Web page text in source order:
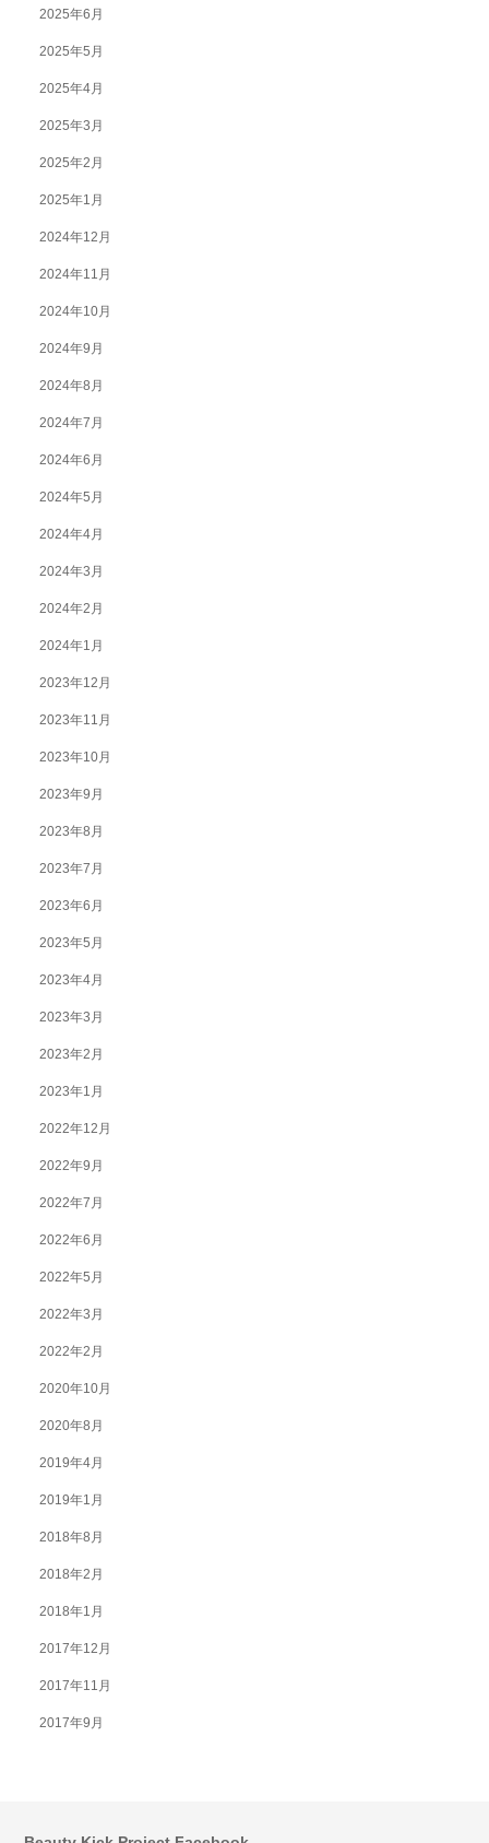
2025年6月
2025年5月
2025年4月
2025年3月
2025年2月
2025年1月
2024年12月
2024年11月
2024年10月
2024年9月
2024年8月
2024年7月
2024年6月
2024年5月
2024年4月
2024年3月
2024年2月
2024年1月
2023年12月
2023年11月
2023年10月
2023年9月
2023年8月
2023年7月
2023年6月
2023年5月
2023年4月
2023年3月
2023年2月
2023年1月
2022年12月
2022年9月
2022年7月
2022年6月
2022年5月
2022年3月
2022年2月
2020年10月
2020年8月
2019年4月
2019年1月
2018年8月
2018年2月
2018年1月
2017年12月
2017年11月
2017年9月